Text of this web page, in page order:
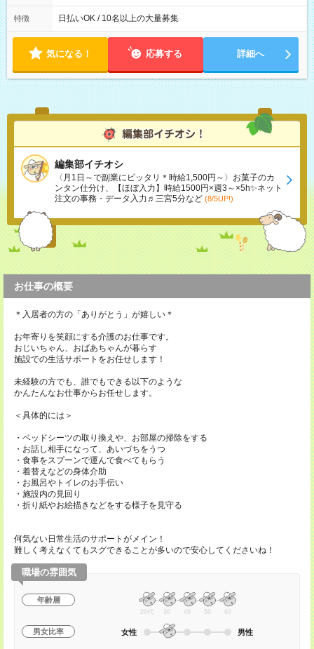
12時～21時
特徴 日払いOK / 10名以上の大量募集
気になる！ 応募する 詳細へ
編集部イチオシ
〈月1日～で副業にピッタリ＊時給1,500円～〉お菓子のカ
ンタン仕分け、【ほぼ入力】時給1500円×週3～×5h✨ネット
注文の事務・データ入力♬三宮5分など (8/5UP!)
お仕事の概要
＊入居者の方の「ありがとう」が嬉しい＊
お年寄りを笑顔にする介護のお仕事です。
おじいちゃん、おばあちゃんが暮らす
施設での生活サポートをお任せします！
未経験の方でも、誰でもできる以下のような
かんたんなお仕事からお任せします。
＜具体的には＞
・ベッドシーツの取り換えや、お部屋の掃除をする
・お話し相手になって、あいづちをうつ
・食事をスプーンで運んで食べてもらう
・着替えなどの身体介助
・お風呂やトイレのお手伝い
・施設内の見回り
・折り紙やお絵描きなどをする様子を見守る
何気ない日常生活のサポートがメイン！
難しく考えなくてもスグできることが多いので安心してくださいね！
職場の雰囲気
年齢層
20代 30 40 50 60
男女比率 女性 男性